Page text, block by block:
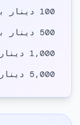
100 دينار بحريني
500 دينار بحريني
1,000 دينار بحريني
5,000 دينار بحريني